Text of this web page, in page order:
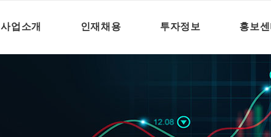
사업소개 인재채용 투자정보 홍보